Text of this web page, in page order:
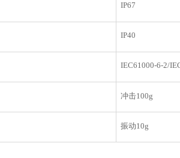
IP67
IP40
IEC61000-6-2/
冲击100g
振动10g